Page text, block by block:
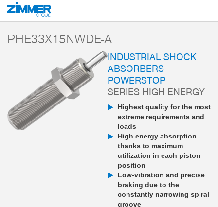
Start Products
PHE33X15NWDE-A
INDUSTRIAL SHOCK
ABSORBERS
POWERSTOP
SERIES HIGH ENERGY
Highest quality for the most
extreme requirements and
loads
High energy absorption
thanks to maximum
utilization in each piston
position
Low-vibration and precise
braking due to the
constantly narrowing spiral
groove